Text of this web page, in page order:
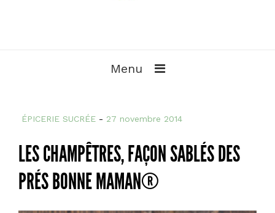
Menu
ÉPICERIE SUCRÉE - 27 novembre 2014
LES CHAMPÊTRES, FAÇON SABLÉS DES
PRÉS BONNE MAMAN®